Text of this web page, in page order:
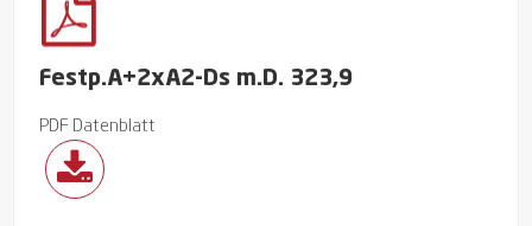
Festp.A+2xA2-Ds m.D. 323,9
PDF Datenblatt